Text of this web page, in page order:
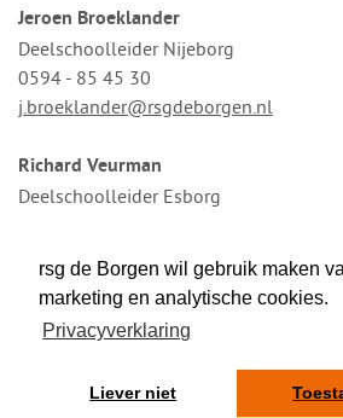
rsg de Borgen wil gebruik maken
marketing en analytische cookies.
Privacyverklaring
Liever niet
Jeroen Broeklander
Deelschoolleider Nijeborg
0594 - 85 45 30
j.broeklander@rsgdeborgen.nl
Richard Veurman
Deelschoolleider Esborg
RSIN/ fiscaal nummer: 8077.87.000 |
Contact